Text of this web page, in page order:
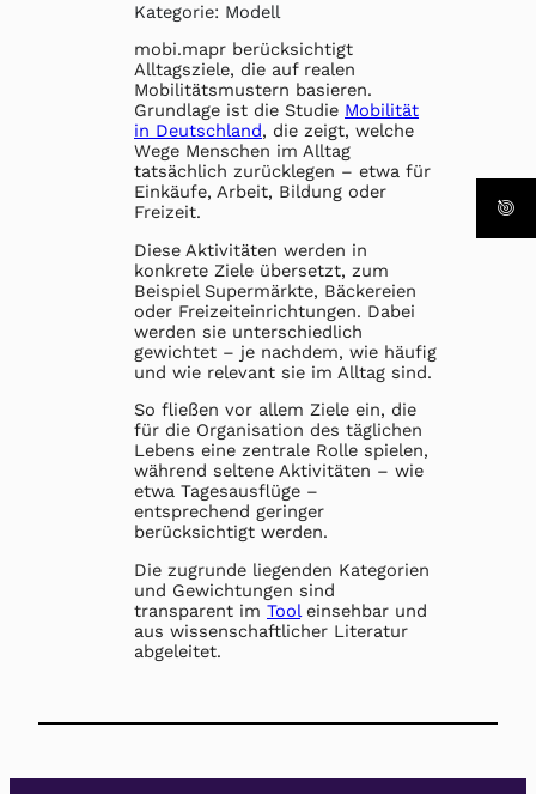
Kategorie: Modell
mobi.mapr berücksichtigt
Alltagsziele, die auf realen
Mobilitätsmustern basieren.
Grundlage ist die Studie Mobilität
in Deutschland, die zeigt, welche
Wege Menschen im Alltag
tatsächlich zurücklegen – etwa für
Einkäufe, Arbeit, Bildung oder
Freizeit.
Diese Aktivitäten werden in
konkrete Ziele übersetzt, zum
Beispiel Supermärkte, Bäckereien
oder Freizeiteinrichtungen. Dabei
werden sie unterschiedlich
gewichtet – je nachdem, wie häufig
und wie relevant sie im Alltag sind.
So fließen vor allem Ziele ein, die
für die Organisation des täglichen
Lebens eine zentrale Rolle spielen,
während seltene Aktivitäten – wie
etwa Tagesausflüge –
entsprechend geringer
berücksichtigt werden.
Die zugrunde liegenden Kategorien
und Gewichtungen sind
transparent im Tooleinsehbar und
aus wissenschaftlicher Literatur
abgeleitet.